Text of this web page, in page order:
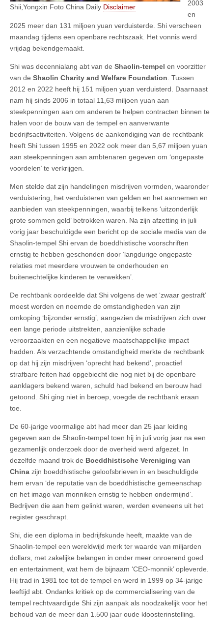
Shii,Yongxin Foto China Daily Disclaimer
2003
en
2025 meer dan 131 miljoen yuan verduisterde. Shi verscheen
maandag tijdens een openbare rechtszaak. Het vonnis werd
vrijdag bekendgemaakt.
Shi was decennialang abt van de Shaolin-tempel en voorzitter
van de Shaolin Charity and Welfare Foundation. Tussen
2012 en 2022 heeft hij 151 miljoen yuan verduisterd. Daarnaast
nam hij sinds 2006 in totaal 11,63 miljoen yuan aan
steekpenningen aan om anderen te helpen contracten binnen te
halen voor de bouw van de tempel en aanverwante
bedrijfsactiviteiten. Volgens de aankondiging van de rechtbank
heeft Shi tussen 1995 en 2022 ook meer dan 5,67 miljoen yuan
aan steekpenningen aan ambtenaren gegeven om ‘ongepaste
voordelen’ te verkrijgen.
Men stelde dat zijn handelingen misdrijven vormden, waaronder
verduistering, het verduisteren van gelden en het aannemen en
aanbieden van steekpenningen, waarbij telkens ‘uitzonderlijk
grote sommen geld’ betrokken waren. Na zijn afzetting in juli
vorig jaar beschuldigde een bericht op de sociale media van de
Shaolin-tempel Shi ervan de boeddhistische voorschriften
ernstig te hebben geschonden door ‘langdurige ongepaste
relaties met meerdere vrouwen te onderhouden en
buitenechtelijke kinderen te verwekken’.
De rechtbank oordeelde dat Shi volgens de wet ‘zwaar gestraft’
moest worden en noemde de omstandigheden van zijn
omkoping ‘bijzonder ernstig’, aangezien de misdrijven zich over
een lange periode uitstrekten, aanzienlijke schade
veroorzaakten en een negatieve maatschappelijke impact
hadden. Als verzachtende omstandigheid merkte de rechtbank
op dat hij zijn misdrijven ‘oprecht had bekend’, proactief
strafbare feiten had opgebiecht die nog niet bij de openbare
aanklagers bekend waren, schuld had bekend en berouw had
getoond. Shi ging niet in beroep, voegde de rechtbank eraan
toe.
De 60-jarige voormalige abt had meer dan 25 jaar leiding
gegeven aan de Shaolin-tempel toen hij in juli vorig jaar na een
gezamenlijk onderzoek door de overheid werd afgezet. In
dezelfde maand trok de Boeddhistische Vereniging van
China zijn boeddhistische geloofsbrieven in en beschuldigde
hem ervan ‘de reputatie van de boeddhistische gemeenschap
en het imago van monniken ernstig te hebben ondermijnd’.
Bedrijven die aan hem gelinkt waren, werden eveneens uit het
register geschrapt.
Shi, die een diploma in bedrijfskunde heeft, maakte van de
Shaolin-tempel een wereldwijd merk ter waarde van miljarden
dollars, met zakelijke belangen in onder meer onroerend goed
en entertainment, wat hem de bijnaam ‘CEO-monnik’ opleverde.
Hij trad in 1981 toe tot de tempel en werd in 1999 op 34-jarige
leeftijd abt. Ondanks kritiek op de commercialisering van de
tempel rechtvaardigde Shi zijn aanpak als noodzakelijk voor het
behoud van de meer dan 1.500 jaar oude kloosterinstelling.